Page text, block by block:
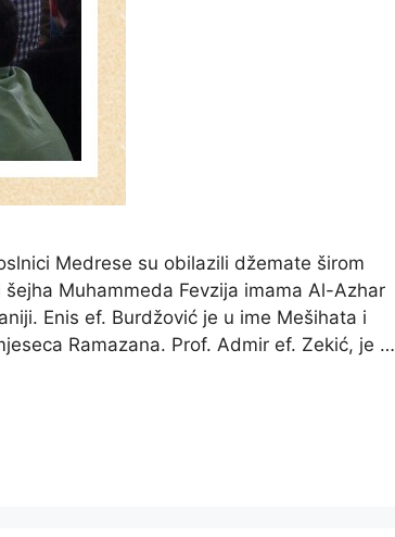
Medrese su obilazili džemate širom
Muhammeda Fevzija imama Al-Azhar
Enis ef. Burdžović je u ime Mešihata i
Ramazana. Prof. Admir ef. Zekić, je …